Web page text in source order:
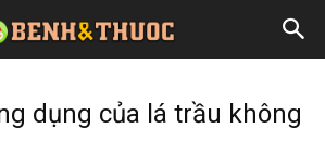
dụng của lá trầu không